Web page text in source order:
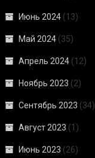
Июнь 2024 (13)
Май 2024 (35)
Апрель 2024 (12)
Ноябрь 2023 (2)
Сентябрь 2023 (34)
Август 2023 (1)
Июнь 2023 (26)